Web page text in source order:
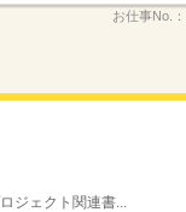
お仕事No.：
ジェクト関連書...